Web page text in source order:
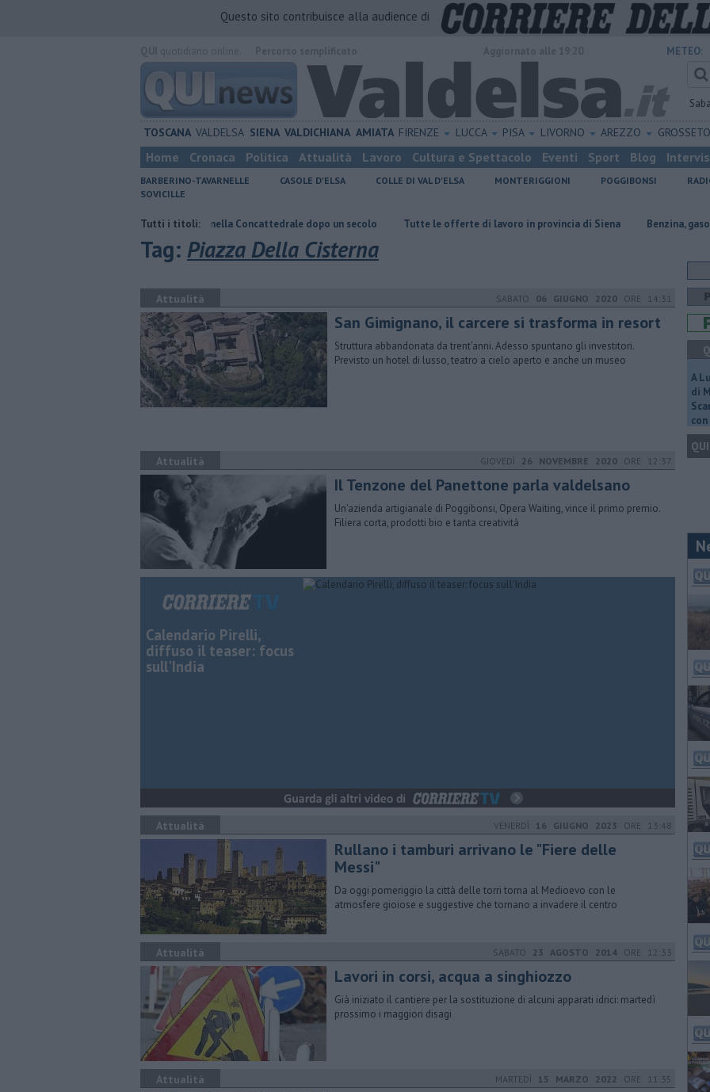
Questo sito contribuisce alla audience di
METEO:
TOSCANA VALDELSA SIENA VALDICHIANA AMIATA FIRENZE LUCCA PISA LIVORNO AREZZO GROSSETO
Home Cronaca Politica Attualità Lavoro Cultura e Spettacolo Eventi Sport Blog
BARBERINO-TAVARNELLE CASOLE D'ELSA COLLE DI VAL D'ELSA MONTERIGGIONI POGGIBONSI
SOVICILLE
Tutti i titoli:
Pagina miniata torna nella Concattedrale dopo un secolo ​Tutte le offerte di lavoro in provincia di Siena ​Benzina, gasolio, gpl, ecco
Tag: Piazza Della Cisterna
Attualità SABATO 06 GIUGNO 2020 ORE 14:31
San Gimignano, il carcere si trasforma in resort
Struttura abbandonata da trent'anni. Adesso spuntano gli investitori.
Previsto un hotel di lusso, teatro a cielo aperto e anche un museo
Attualità GIOVEDÌ 26 NOVEMBRE 2020 ORE 12:37
Il Tenzone del Panettone parla valdelsano
Un'azienda artigianale di Poggibonsi, Opera Waiting, vince il primo premio.
Filiera corta, prodotti bio e tanta creatività
Calendario Pirelli,
diffuso il teaser: focus
sull'India
Attualità VENERDÌ 16 GIUGNO 2023 ORE 13:48
Rullano i tamburi arrivano le "Fiere delle
Messi"
Da oggi pomeriggio la città delle torri torna al Medioevo con le
atmosfere gioiose e suggestive che tornano a invadere il centro
Attualità SABATO 23 AGOSTO 2014 ORE 12:33
Lavori in corsi, acqua a singhiozzo
Già iniziato il cantiere per la sostituzione di alcuni apparati idrici: martedì
prossimo i maggiori disagi
Attualità MARTEDÌ 15 MARZO 2022 ORE 11:35
A
di
QUI